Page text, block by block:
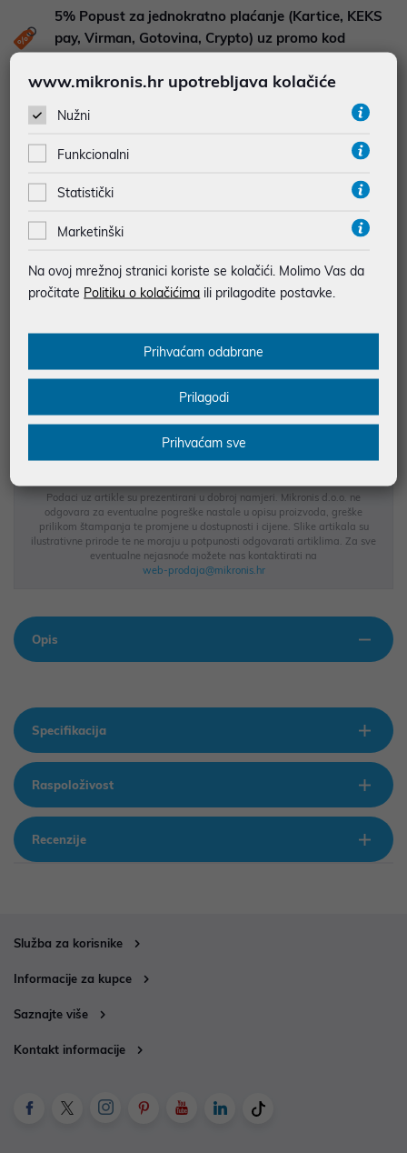
5% Popust za jednokratno plaćanje (Kartice, KEKS
pay, Virman, Gotovina, Crypto) uz promo kod
DOSTUPNOST NA UPIT
Pošaljite upit na
Dodaj u favorite
najam za pravne osobe od 12 do 36 mj. već od10,64 €
Vidi detalje Pošalji upit
BESPLATNA DOSTAVA ZA NARUDŽBE IZNAD 66,36€
MOGUĆNOST PLAĆANJA NA RATE
Podaci uz artikle su prezentirani u dobroj namjeri. Mikronis d.o.o. ne
odgovara za eventualne pogreške nastale u opisu proizvoda, greške
prilikom štampanja te promjene u dostupnosti i cijene. Slike artikala su
ilustrativne prirode te ne moraju u potpunosti odgovarati artiklima. Za sve
eventualne nejasnoće možete nas kontaktirati na
web-prodaja@mikronis.hr
Opis
Specifikacija
Raspoloživost
Recenzije
Služba za korisnike
Informacije za kupce
Saznajte više
Kontakt informacije
www.mikronis.hr upotrebljava kolačiće
Nužni
Funkcionalni
Statistički
Marketinški
Na ovoj mrežnoj stranici koriste se kolačići. Molimo Vas da
pročitate Politiku o kolačićima ili prilagodite postavke.
Prihvaćam odabrane
Prilagodi
Prihvaćam sve